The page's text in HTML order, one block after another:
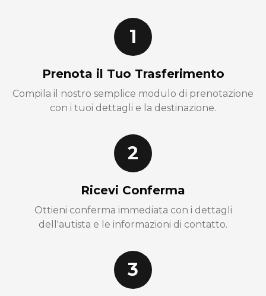
1
Prenota il Tuo Trasferimento
Compila il nostro semplice modulo di prenotazione
con i tuoi dettagli e la destinazione.
2
Ricevi Conferma
Ottieni conferma immediata con i dettagli
dell'autista e le informazioni di contatto.
3